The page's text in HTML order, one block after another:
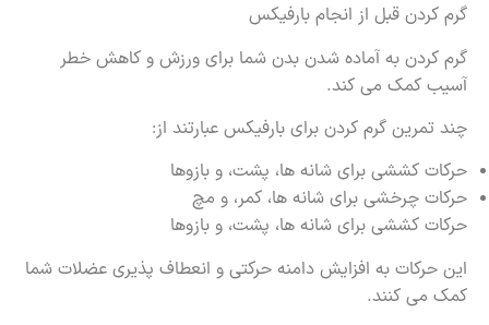
گرم کردن قبل از انجام بارفیکس
گرم کردن به آماده شدن بدن شما برای ورزش و کاهش خطر
آسیب کمک می کند.
چند تمرین گرم کردن برای بارفیکس عبارتند از:
حرکات کششی برای شانه ها، پشت، و بازوها
حرکات چرخشی برای شانه ها، کمر، و مچ
حرکات کششی برای شانه ها، پشت، و بازوها
این حرکات به افزایش دامنه حرکتی و انعطاف پذیری عضلات شما
کمک می کنند.